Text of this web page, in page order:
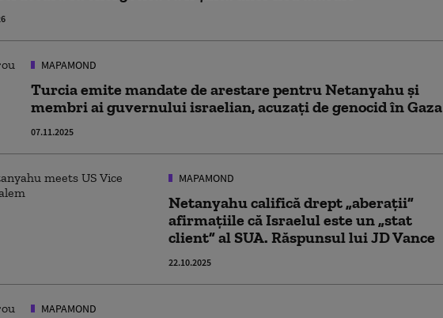
MAPAMOND
Turcia emite mandate de arestare pentru Netanyahu și
membri ai guvernului israelian, acuzați de genocid în Gaza
07.11.2025
MAPAMOND
Netanyahu califică drept „aberații”
afirmațiile că Israelul este un „stat
client” al SUA. Răspunsul lui JD Vance
22.10.2025
MAPAMOND